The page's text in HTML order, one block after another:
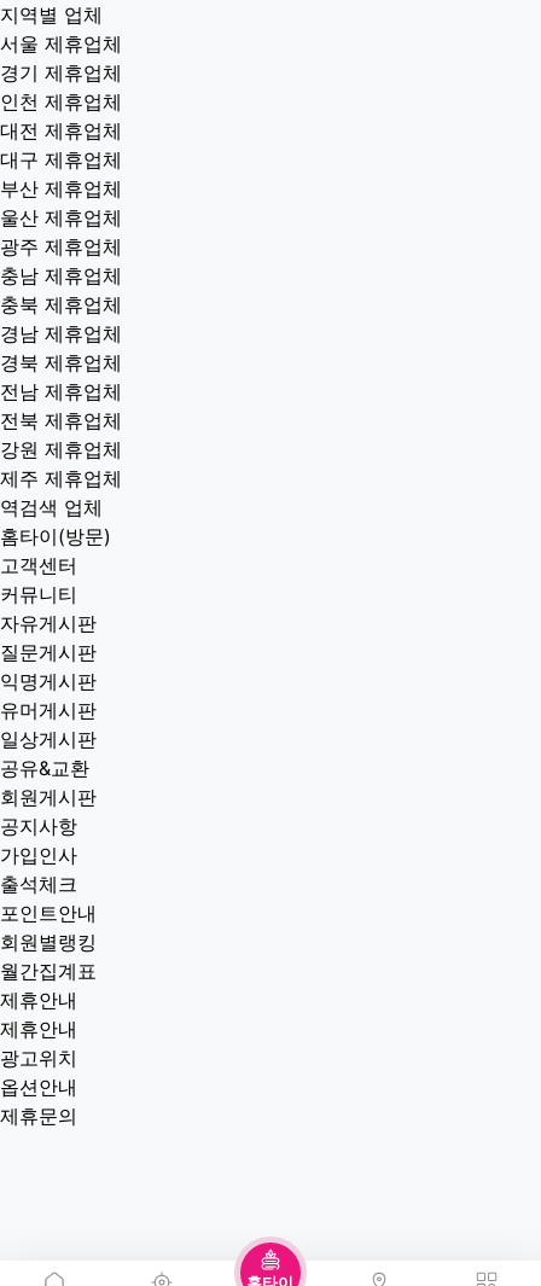
지역별 업체
서울 제휴업체
경기 제휴업체
인천 제휴업체
대전 제휴업체
대구 제휴업체
부산 제휴업체
울산 제휴업체
광주 제휴업체
충남 제휴업체
충북 제휴업체
경남 제휴업체
경북 제휴업체
전남 제휴업체
전북 제휴업체
강원 제휴업체
제주 제휴업체
역검색 업체
홈타이(방문)
고객센터
커뮤니티
자유게시판
질문게시판
익명게시판
유머게시판
일상게시판
공유&교환
회원게시판
공지사항
가입인사
출석체크
포인트안내
회원별랭킹
월간집계표
제휴안내
제휴안내
광고위치
옵션안내
제휴문의